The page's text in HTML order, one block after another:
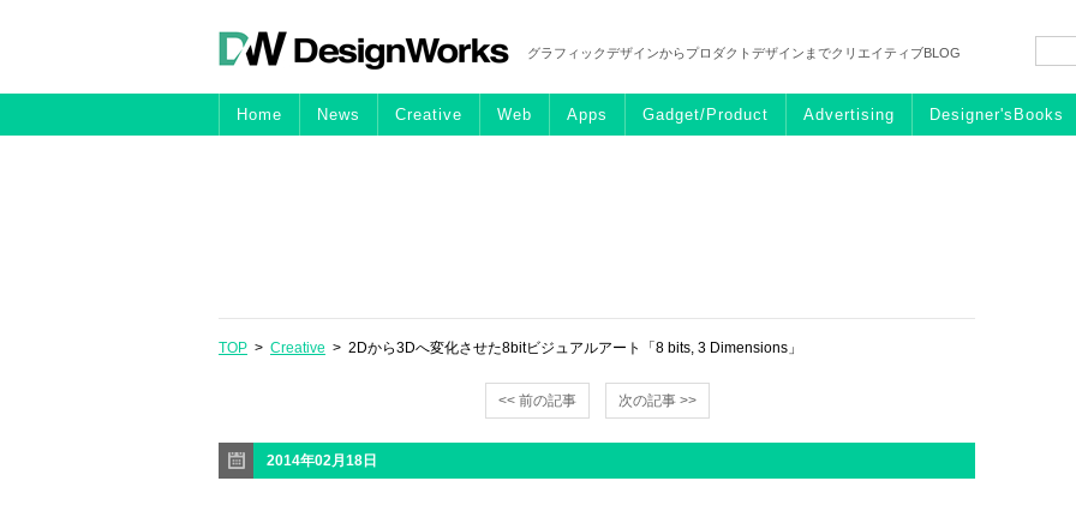
グラフィックデザインからプロダクトデザインまでクリエイティブBLOG
Home News Creative Web Apps Gadget/Product Advertising Designer'sBooks
TOP > Creative > 2Dから3Dへ変化させた8bitビジュアルアート「8 bits, 3 Dimensions」
<< 前の記事 次の記事 >>
2014年02月18日